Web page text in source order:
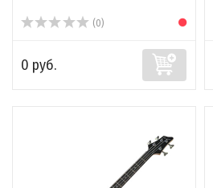
(0)
0 руб.